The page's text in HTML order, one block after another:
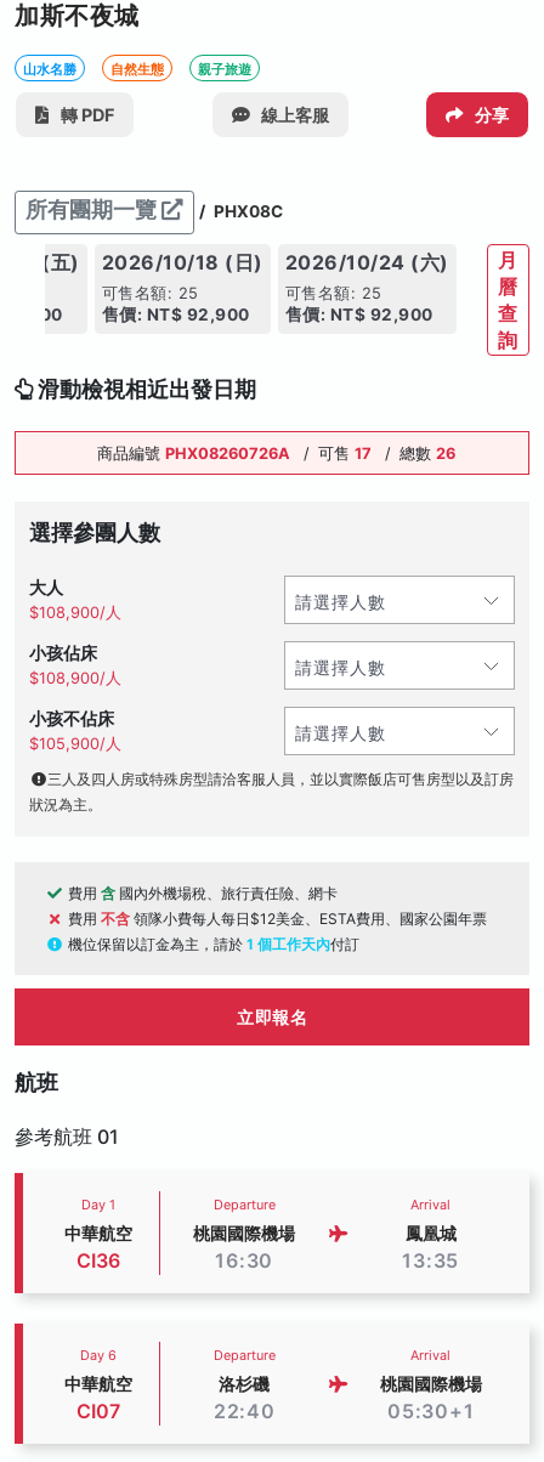
加斯不夜城
山水名勝 自然生態 親子旅遊
轉 PDF 線上客服 分享
所有團期一覽 / PHX08C
09 (五)
92,900
2026/10/18 (日)
可售名額: 25
售價: NT$ 92,900
2026/10/24 (六)
可售名額: 25
售價: NT$ 92,900
月
曆
查
詢
滑動檢視相近出發日期
商品編號 PHX08260726A / 可售 17 / 總數 26
選擇參團人數
大人
$108,900/人
小孩佔床
$108,900/人
小孩不佔床
$105,900/人
三人及四人房或特殊房型請洽客服人員，並以實際飯店可售房型以及訂房
狀況為主。
費用 含 國內外機場稅、旅行責任險、網卡
費用 不含 領隊小費每人每日$12美金、ESTA費用、國家公園年票
機位保留以訂金為主，請於 1 個工作天內付訂
立即報名
航班
參考航班 01
Day 1
中華航空
CI36
Departure
桃園國際機場
16:30
Arrival
鳳凰城
13:35
Day 6
中華航空
CI07
Departure
洛杉磯
22:40
Arrival
桃園國際機場
05:30+1